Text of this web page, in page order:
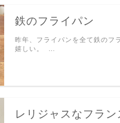
鉄のフライパン
昨年、フライパンを全て鉄のフ
嬉しい。 …
レリジャスなフラ